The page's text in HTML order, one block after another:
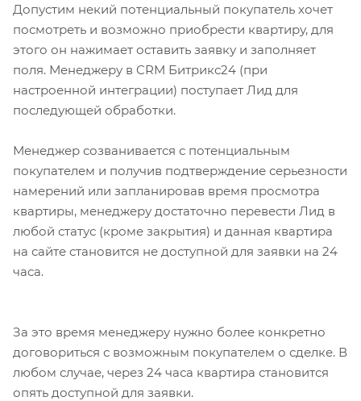
Допустим некий потенциальный покупатель хочет
посмотреть и возможно приобрести квартиру, для
этого он нажимает оставить заявку и заполняет
поля. Менеджеру в CRM Битрикс24 (при
настроенной интеграции) поступает Лид для
последующей обработки.
Менеджер созванивается с потенциальным
покупателем и получив подтверждение серьезности
намерений или запланировав время просмотра
квартиры, менеджеру достаточно перевести Лид в
любой статус (кроме закрытия) и данная квартира
на сайте становится не доступной для заявки на 24
часа.
За это время менеджеру нужно более конкретно
договориться с возможным покупателем о сделке. В
любом случае, через 24 часа квартира становится
опять доступной для заявки.